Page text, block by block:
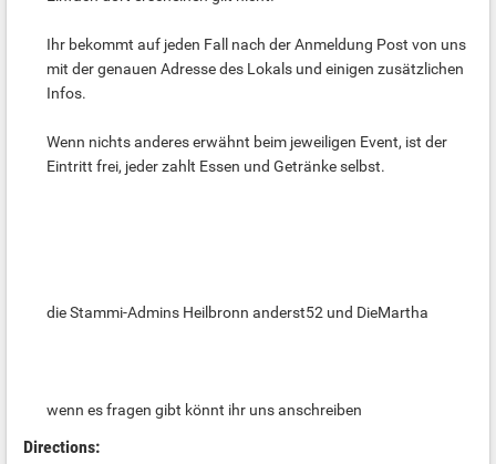
Ihr bekommt auf jeden Fall nach der Anmeldung Post von uns
mit der genauen Adresse des Lokals und einigen zusätzlichen
Infos.
Wenn nichts anderes erwähnt beim jeweiligen Event, ist der
Eintritt frei, jeder zahlt Essen und Getränke selbst.
die Stammi-Admins Heilbronn anderst52 und DieMartha
wenn es fragen gibt könnt ihr uns anschreiben
Directions: